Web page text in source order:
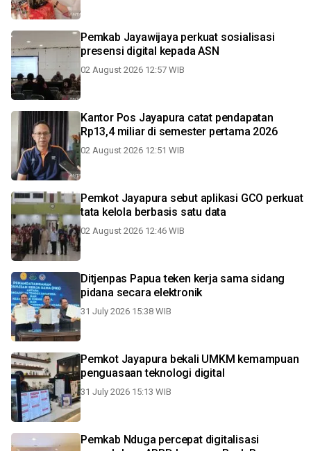
Pemkab Jayawijaya perkuat sosialisasi
presensi digital kepada ASN
02 August 2026 12:57 WIB
Kantor Pos Jayapura catat pendapatan
Rp13,4 miliar di semester pertama 2026
02 August 2026 12:51 WIB
Pemkot Jayapura sebut aplikasi GCO perkuat
tata kelola berbasis satu data
02 August 2026 12:46 WIB
Ditjenpas Papua teken kerja sama sidang
pidana secara elektronik
31 July 2026 15:38 WIB
Pemkot Jayapura bekali UMKM kemampuan
penguasaan teknologi digital
31 July 2026 15:13 WIB
Pemkab Nduga percepat digitalisasi